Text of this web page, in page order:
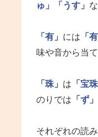
ゅ」
「うす」
「有」 には 「
味や音から当
「珠」 は 「宝珠
のりでは 「ず」
それぞれの読